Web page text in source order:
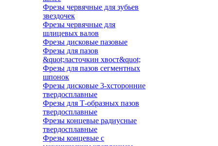
Фрезы червячные для зубьев
звездочек
Фрезы червячные для
шлицевых валов
Фрезы дисковые пазовые
Фрезы для пазов
&quot;ласточкин хвост&quot;
Фрезы для пазов сегментных
шпонок
Фрезы дисковые 3-хсторонние
твердосплавные
Фрезы для Т-образных пазов
твердосплавные
Фрезы концевые радиусные
твердосплавные
Фрезы концевые с